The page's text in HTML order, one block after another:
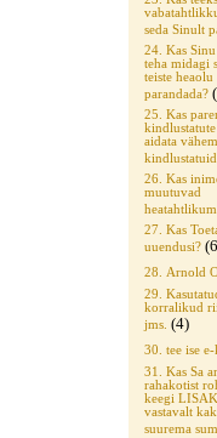
seda Sinult
24. Kas
teha midagi
teiste heaolu
parandada?
25. Kas
aidata vähem
26. Kas
muutuvad
27. Kas
uuendusi?
28. Arnold
29.
korralikud
jms. (4)
30. tee ise
31. Kas Sa
rahakotist
keegi
vastavalt
suurema